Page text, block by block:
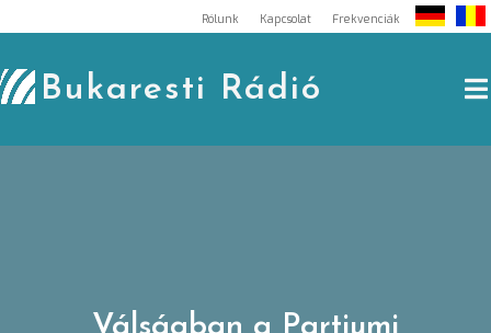
to
content
Rólunk Kapcsolat Frekvenciák
Bukaresti Rádió